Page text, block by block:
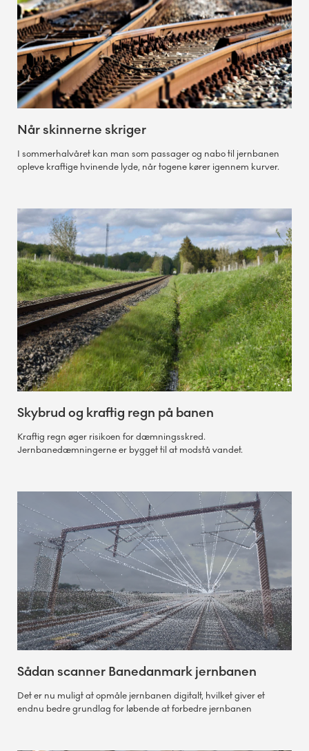
Når skinnerne skriger
I sommerhalvåret kan man som passager og nabo til jernbanen
opleve kraftige hvinende lyde, når togene kører igennem kurver.
Skybrud og kraftig regn på banen
Kraftig regn øger risikoen for dæmningsskred.
Jernbanedæmningerne er bygget til at modstå vandet.
Sådan scanner Banedanmark jernbanen
Det er nu muligt at opmåle jernbanen digitalt, hvilket giver et
endnu bedre grundlag for løbende at forbedre jernbanen